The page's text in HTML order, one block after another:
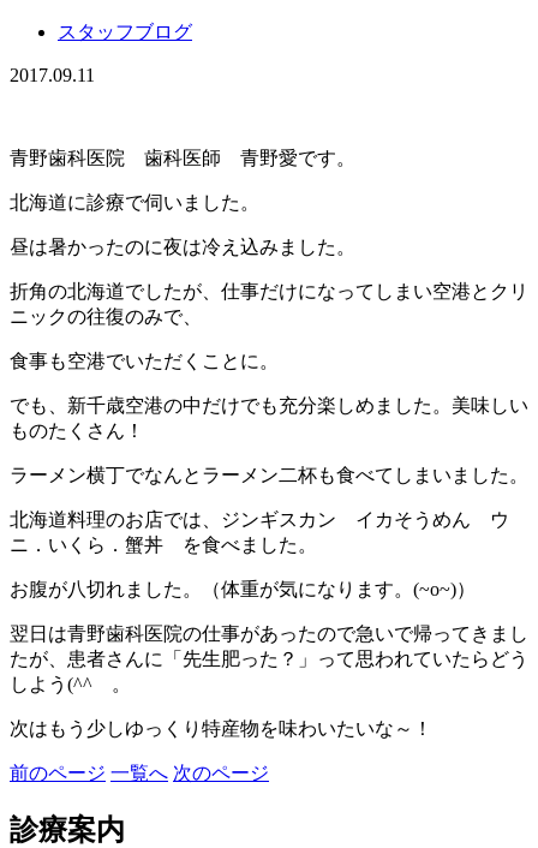
スタッフブログ
2017.09.11
青野歯科医院 歯科医師 青野愛です。
北海道に診療で伺いました。
昼は暑かったのに夜は冷え込みました。
折角の北海道でしたが、仕事だけになってしまい空港とクリ
ニックの往復のみで、
食事も空港でいただくことに。
でも、新千歳空港の中だけでも充分楽しめました。美味しい
ものたくさん！
ラーメン横丁でなんとラーメン二杯も食べてしまいました。
北海道料理のお店では、ジンギスカン イカそうめん ウ
ニ．いくら．蟹丼 を食べました。
お腹が八切れました。（体重が気になります。(~o~)）
翌日は青野歯科医院の仕事があったので急いで帰ってきまし
たが、患者さんに「先生肥った？」って思われていたらどう
しよう(^^ゞ。
次はもう少しゆっくり特産物を味わいたいな～！
前のページ 一覧へ 次のページ
診療案内